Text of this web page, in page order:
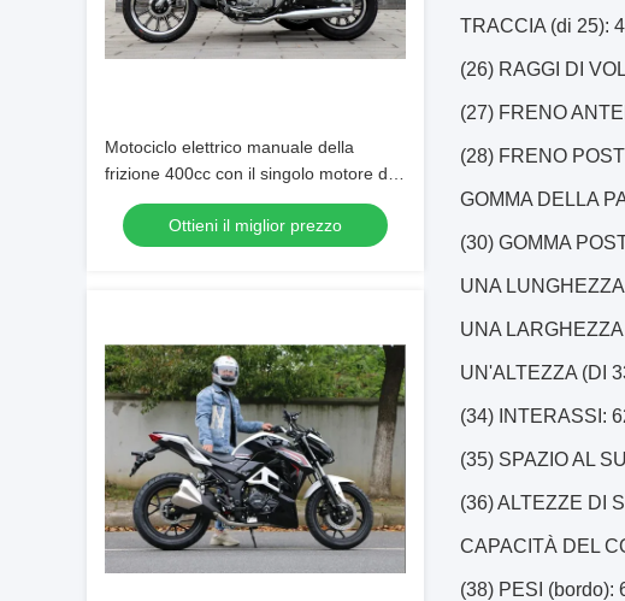
Motociclo elettrico manuale della
frizione 400cc con il singolo motore del
cilindro del sidecar
Ottieni il miglior prezzo
TRACCIA (di 25):
(26) RAGGI DI
(27) FRENO
(28) FRENO
GOMMA DELLA
(30) GOMMA
UNA
UNA
UN'ALTEZZA (DI
(34) INTERASSI:
(35) SPAZIO AL
(36) ALTEZZE DI
CAPACITÀ DEL
(38) PESI (bordo):